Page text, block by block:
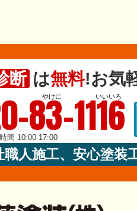
断 は無料!お気
やけに いいいろ
83-1116
間 10:00-17:00
人施工、安心塗装